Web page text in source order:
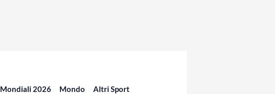
Mondiali 2026 Mondo Altri Sport